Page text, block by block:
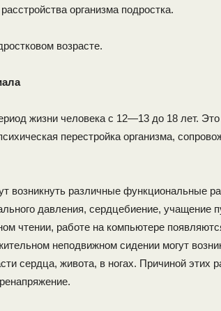
организма подростка.
возрасте.
жизни человека с 12—13 до 18 лет. Это
перестройка организма,
возникнуть различные функциональные
давления, сердцебиение, учащение
чтении, работе на компьютере
неподвижном сидении могут
сердца, живота, в ногах. Причиной этих